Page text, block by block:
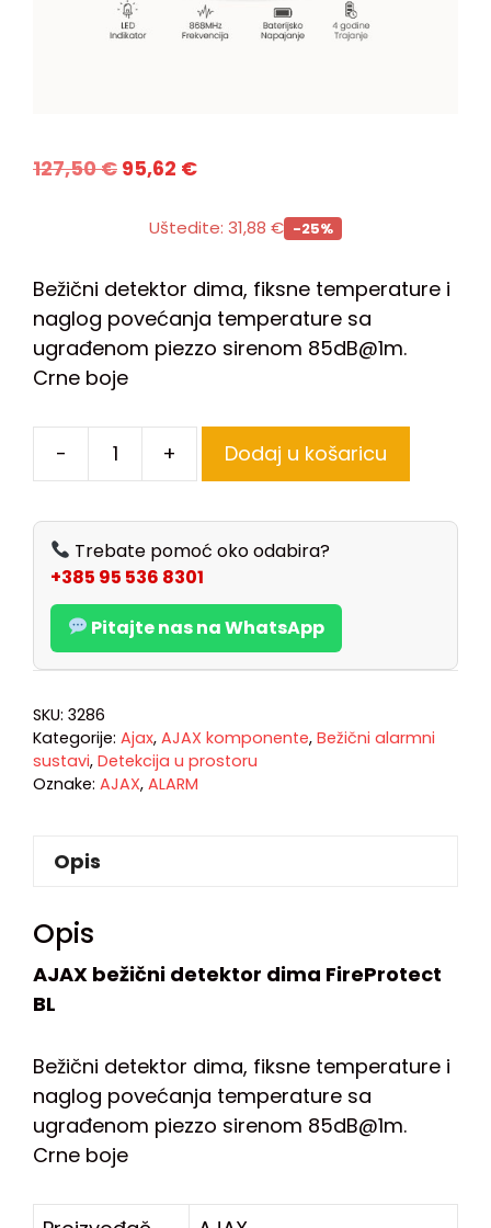
127,50€ 95,62 €
Uštedite: 31,88 € -25%
Bežični detektor dima, fiksne temperature i
naglog povećanja temperature sa
ugrađenom piezzo sirenom 85dB@1m.
Crne boje
- + Dodaj u košaricu
Trebate pomoć oko odabira?
+385 95 536 8301
Pitajte nas na WhatsApp
SKU: 3286
Kategorije: Ajax, AJAX komponente, Bežični alarmni
sustavi, Detekcija u prostoru
Oznake: AJAX, ALARM
Opis
Opis
AJAX bežični detektor dima FireProtect
BL
Bežični detektor dima, fiksne temperature i
naglog povećanja temperature sa
ugrađenom piezzo sirenom 85dB@1m.
Crne boje